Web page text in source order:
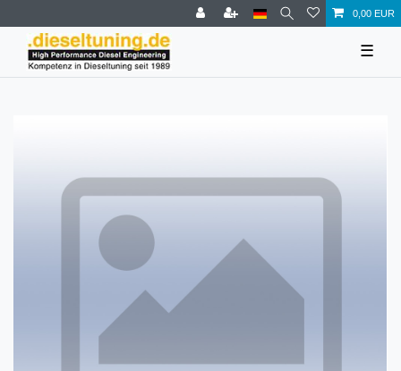
0,00 EUR
☰